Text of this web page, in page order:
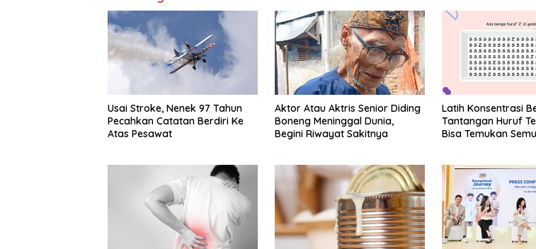
Usai Stroke, Nenek 97 Tahun
Pecahkan Catatan Berdiri Ke
Atas Pesawat
Aktor Atau Aktris Senior Diding
Boneng Meninggal Dunia,
Begini Riwayat Sakitnya
Latih Konsentrasi
Tantangan Huruf
Bisa Temukan